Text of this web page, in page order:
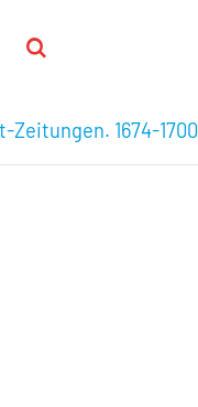
1674-1700